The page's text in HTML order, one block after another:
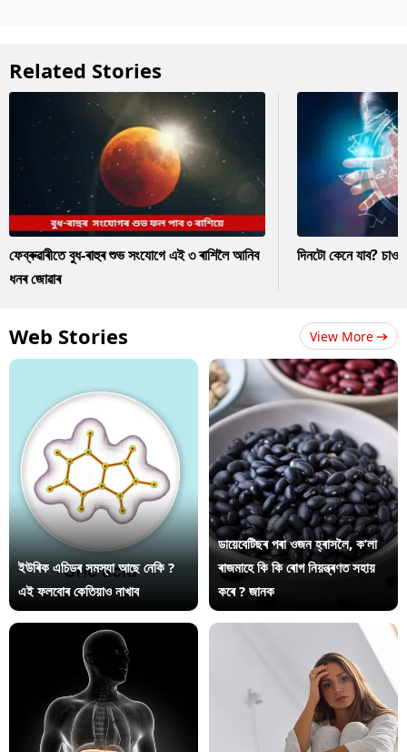
Related Stories
ফেব্ৰুৱাৰীতে বুধ-ৰাহুৰ শুভ সংযোগে এই ৩ ৰাশিলৈ আনিব
ধনৰ জোৱাৰ
দিনটো কেনে যাব?
Web Stories View More
ইউৰিক এচিডৰ সমস্যা আছে নেকি ?
এই ফলবোৰ কেতিয়াও নাখাব
ডায়েবেটিছৰ পৰা ওজন হ্ৰাসলৈ, ক’লা
ৰাজমাহে কি কি ৰোগ নিয়ন্ত্ৰণত সহায়
কৰে ? জানক